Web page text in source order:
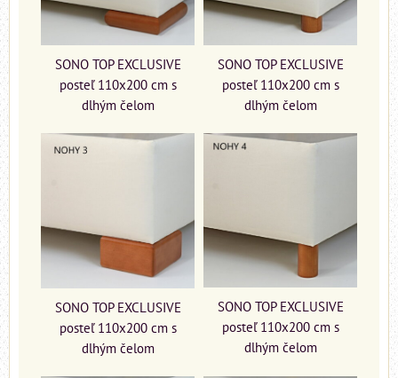
SONO TOP EXCLUSIVE
posteľ 110x200 cm s
dlhým čelom
SONO TOP EXCLUSIVE
posteľ 110x200 cm s
dlhým čelom
SONO TOP EXCLUSIVE
posteľ 110x200 cm s
dlhým čelom
SONO TOP EXCLUSIVE
posteľ 110x200 cm s
dlhým čelom